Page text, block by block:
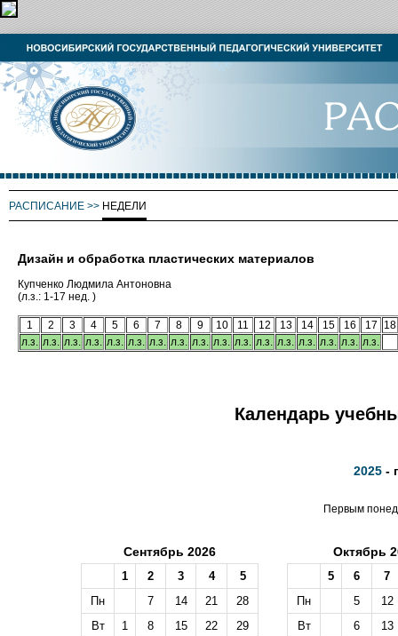
РАСПИСАНИЕ >> НЕДЕЛИ
Дизайн и обработка пластических материалов
Купченко Людмила Антоновна
(л.з.: 1-17 нед. )
1 2 3 4 5 6 7 8 9 10 11 12 13 14 15 16 17
18
л.з. л.з. л.з. л.з. л.з. л.з. л.з. л.з. л.з. л.з. л.з. л.з. л.з. л.з. л.з. л.з. л.з.
Календарь
2025-
Первым
Сентябрь 2026
1 2 3 4
5
Пн
7 14 21
28
Вт
1 8 15 22
29
Октябрь
5 6
7
Пн
5
12
Вт
6
13